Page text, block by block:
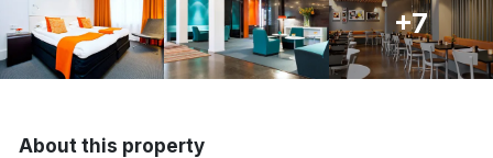
Bergen
Hela Danmark
+7
About this property